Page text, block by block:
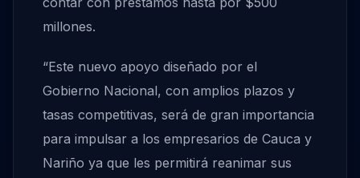
millones.
“Este nuevo apoyo diseñado por el
Gobierno Nacional, con amplios plazos y
tasas competitivas, será de gran importancia
para impulsar a los empresarios de Cauca y
Nariño ya que les permitirá reanimar sus